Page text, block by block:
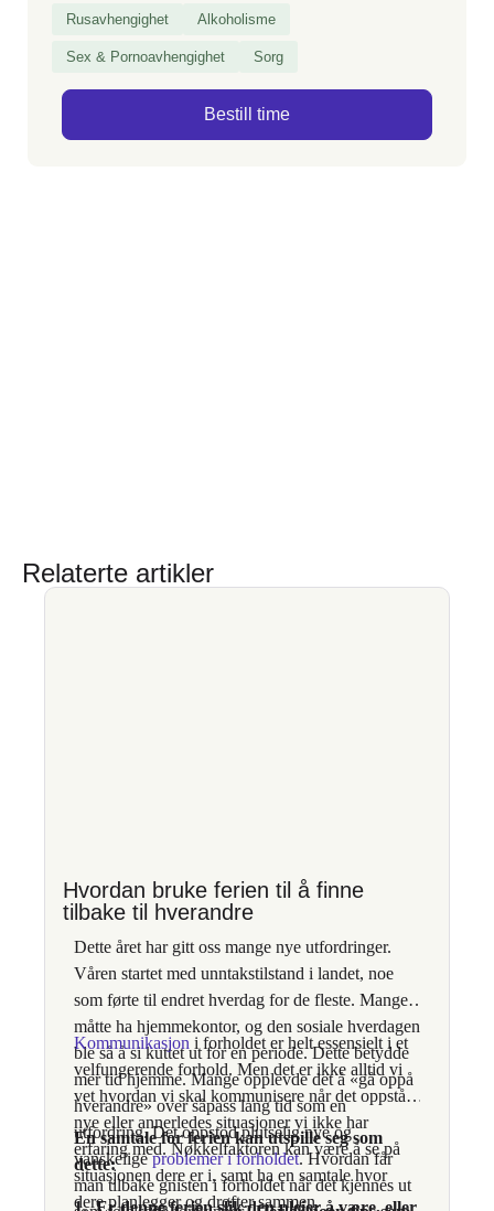
et hjem der psykiske utfordringer var en del av
usikkerheten og frykten som kan følge med.
Rusavhengighet Alkoholisme
Sex & Pornoavhengighet Sorg
Bestill time
Relaterte artikler
Hvordan bruke ferien til å finne
tilbake til hverandre
Dette året har gitt oss mange nye utfordringer.
Våren startet med unntakstilstand i landet, noe
som førte til endret hverdag for de fleste. Mange
måtte ha hjemmekontor, og den sosiale hverdagen
ble så å si kuttet ut for en periode. Dette betydde
mer tid hjemme. Mange opplevde det å «gå oppå
hverandre» over såpass lang tid som en
utfordring. Det oppstod plutselig nye og
vanskeligeproblemer i forholdet. Hvordan får
man tilbake gnisten i forholdet når det kjennes ut
Kommunikasjon i forholdet er helt essensielt i et
velfungerende forhold. Men det er ikke alltid vi
vet hvordan vi skal kommunisere når det oppstår
nye eller annerledes situasjoner vi ikke har
erfaring med. Nøkkelfaktoren kan være å se på
situasjonen dere er i, samt ha en samtale hvor
dere planlegger og drøfter sammen.
En samtale for ferien kan utspille seg som
dette:
1. Er denne ferien slik den pleier å være, eller